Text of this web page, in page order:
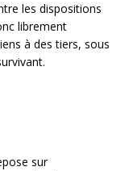
les dispositions
librement
à des tiers, sous
sur